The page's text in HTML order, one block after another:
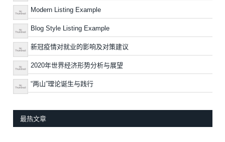
Modern Listing Example
Blog Style Listing Example
新冠疫情对就业的影响及对策建议
2020年世界经济形势分析与展望
“两山”理论诞生与践行
最热文章